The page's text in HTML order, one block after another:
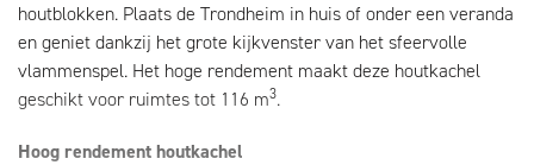
houtblokken. Plaats de Trondheim in huis of onder een veranda
en geniet dankzij het grote kijkvenster van het sfeervolle
vlammenspel. Het hoge rendement maakt deze houtkachel
geschikt voor ruimtes tot 116 m3.
Hoog rendement houtkachel